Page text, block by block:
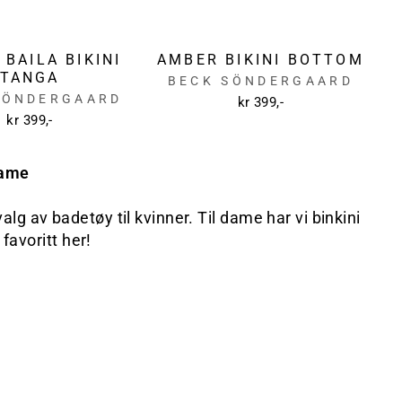
BAILA BIKINI
TANGA
kr 399,-
AMBER BIKINI BOTTOM
BECK SÖNDERGAARD
kr 399,-
av badetøy til kvinner. Til dame har vi binkini
favoritt her!